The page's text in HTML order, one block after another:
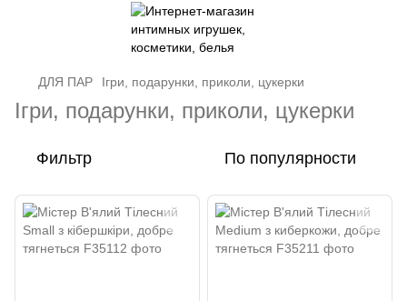
ДЛЯ ПАР Ігри, подарунки, приколи, цукерки
Ігри, подарунки, приколи, цукерки
Фильтр По популярности